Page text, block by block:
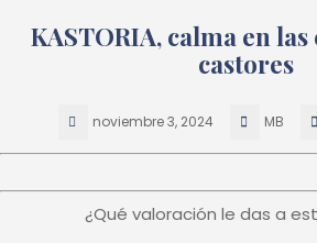
KASTORIA, calma en
castores
noviembre 3, 2024 MB
¿Qué valoración le das a